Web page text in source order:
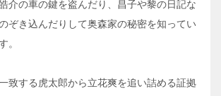
介の車の鍵を盗んだり、昌子や黎の日記な
ぞき込んだりして奥森家の秘密を知ってい
。
致する虎太郎から立花爽を追い詰める証拠